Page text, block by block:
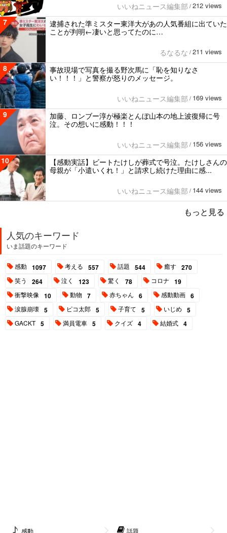
いいねニュース編集部 / 212 views
7
逮捕された準ミスター東洋大があの人気番組に出ていた
ことが判明←凄いと思ってたのに…
るなるな / 211 views
8
事故現場で写真を撮る野次馬に「恥を知りなさ
い！！！」と警察が怒りのメッセージ。
いいねニュース編集部 / 169 views
9
加藤、ロンブー淳が極楽とんぼ山本の地上波復帰に号
泣。その想いに感動！！！
いいねニュース編集部 / 156 views
10
【感動実話】ビートたけしが葬式で号泣。たけしさんの
母親が「小遣いくれ！」と請求し続けた理由に感...
いいねニュース編集部 / 144 views
もっと見る
人気のキーワード
いま話題のキーワード
感動 1097 考える 557 話題 544 癒す 270
笑う 264 泣く 123 驚く 78 コロナ 19
衝撃映像 10 動物 7 赤ちゃん 6 感動動画 6
涙腺崩壊 5 ピコ太郎 5 子育て 5 いじめ 5
GACKT 5 満員電車 5 クイズ 4 結婚式 4
感動 話題